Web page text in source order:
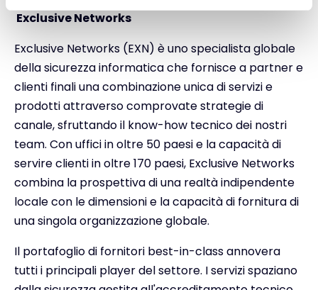
Exclusive Networks
Exclusive Networks (EXN) è uno specialista globale
della sicurezza informatica che fornisce a partner e
clienti finali una combinazione unica di servizi e
prodotti attraverso comprovate strategie di
canale, sfruttando il know-how tecnico dei nostri
team. Con uffici in oltre 50 paesi e la capacità di
servire clienti in oltre 170 paesi, Exclusive Networks
combina la prospettiva di una realtà indipendente
locale con le dimensioni e la capacità di fornitura di
una singola organizzazione globale.
Il portafoglio di fornitori best-in-class annovera
tutti i principali player del settore. I servizi spaziano